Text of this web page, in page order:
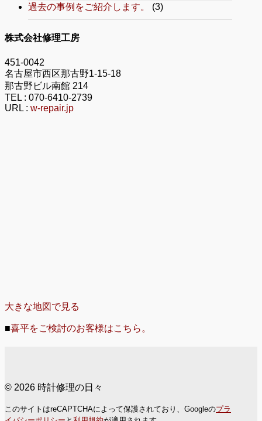
過去の事例をご紹介します。
(3)
株式会社修理工房
451-0042
名古屋市西区那古野1-15-18
那古野ビル南館 214
TEL : 070-6410-2739
URL : w-repair.jp
大きな地図で見る
■喜平をご検討のお客様はこちら。
© 2026 時計修理の日々
このサイトはreCAPTCHAによって保護されており、Googleのプラ